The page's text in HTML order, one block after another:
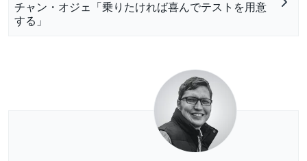
チャン・オジェ「乗りたければ喜んでテストを用意
する」